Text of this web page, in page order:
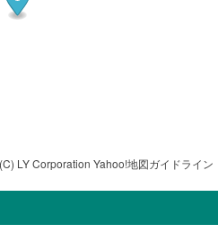
(C) LY Corporation Yahoo!地図ガイドライン